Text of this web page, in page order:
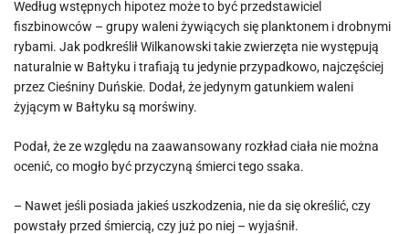
Według wstępnych hipotez może to być przedstawiciel
fiszbinowców – grupy waleni żywiących się planktonem i drobnymi
rybami. Jak podkreślił Wilkanowski takie zwierzęta nie występują
naturalnie w Bałtyku i trafiają tu jedynie przypadkowo, najczęściej
przez Cieśniny Duńskie. Dodał, że jedynym gatunkiem waleni
żyjącym w Bałtyku są morświny.
Podał, że ze względu na zaawansowany rozkład ciała nie można
ocenić, co mogło być przyczyną śmierci tego ssaka.
– Nawet jeśli posiada jakieś uszkodzenia, nie da się określić, czy
powstały przed śmiercią, czy już po niej – wyjaśnił.